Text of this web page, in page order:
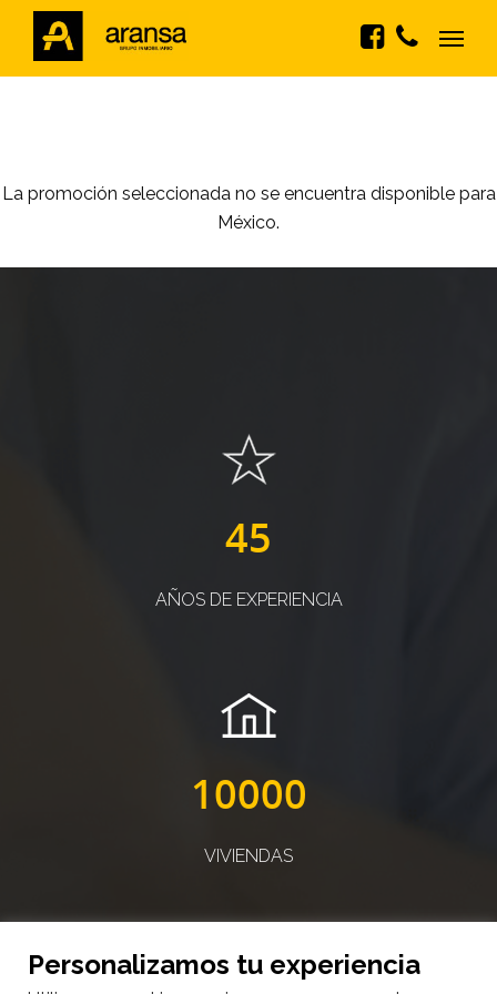
La promoción seleccionada no se encuentra disponible para
México.
45
AÑOS DE EXPERIENCIA
10000
VIVIENDAS
Personalizamos tu experiencia